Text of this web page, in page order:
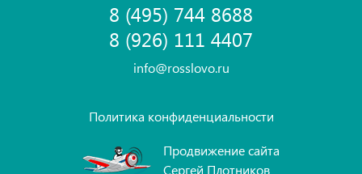
8 (495) 744 8688
8 (926) 111 4407
info@rosslovo.ru
Политика конфиденциальности
Продвижение сайта
Сергей Плотников